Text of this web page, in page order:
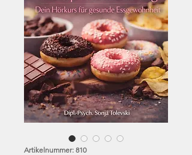
Artikelnummer: 810